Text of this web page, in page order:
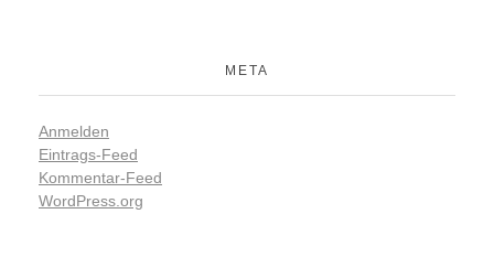
META
Anmelden
Eintrags-Feed
Kommentar-Feed
WordPress.org